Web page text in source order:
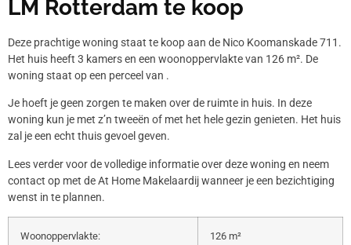
LM Rotterdam te koop
Deze prachtige woning staat te koop aan de Nico Koomanskade 711.
Het huis heeft 3 kamers en een woonoppervlakte van 126 m². De
woning staat op een perceel van .
Je hoeft je geen zorgen te maken over de ruimte in huis. In deze
woning kun je met z’n tweeën of met het hele gezin genieten. Het huis
zal je een echt thuis gevoel geven.
Lees verder voor de volledige informatie over deze woning en neem
contact op met de At Home Makelaardij wanneer je een bezichtiging
wenst in te plannen.
Woonoppervlakte: 126 m²